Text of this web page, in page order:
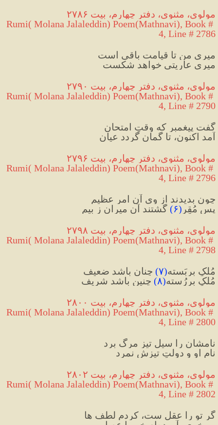
مولوی، مثنوی، دفتر چهارم، بیت ۲۷۸۶
Rumi( Molana Jalaleddin) Poem(Mathnavi), Book #
4, Line # 2786
میریِ من تا قیامت باقی است
میریِ عاریتی خواهد شکست
مولوی، مثنوی، دفتر چهارم، بیت ۲۷۹۰
Rumi( Molana Jalaleddin) Poem(Mathnavi), Book #
4, Line # 2790
گفت پیغمبر که وقتِ امتحان
آمد اکنون، تا گمان گردد عیان
مولوی، مثنوی، دفتر چهارم، بیت ۲۷۹۶
Rumi( Molana Jalaleddin) Poem(Mathnavi), Book #
4, Line # 2796
چون بدیدند از وی آن امرِ عظیم
پس مُقِر (۶) گشتند آن میران ز بیم
مولوی، مثنوی، دفتر چهارم، بیت ۲۷۹۸
Rumi( Molana Jalaleddin) Poem(Mathnavi), Book #
4, Line # 2798
مُلکِ بربَسته(۷) چنان باشد ضعیف
مُلکِ بررُسته(۸) چنین باشد شریف
مولوی، مثنوی، دفتر چهارم، بیت ۲۸۰۰
Rumi( Molana Jalaleddin) Poem(Mathnavi), Book #
4, Line # 2800
نامشان را سیلِ تیزِ مرگ برد
نام او و دولتِ تیزش نمرد
مولوی، مثنوی، دفتر چهارم، بیت ۲۸۰۲
Rumi( Molana Jalaleddin) Poem(Mathnavi), Book #
4, Line # 2802
گر تو را عقل ست، کردم لطف ها